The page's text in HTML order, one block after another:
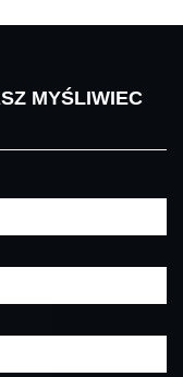
MYŚLIWIEC